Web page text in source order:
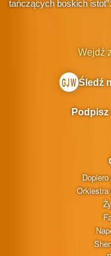
tańczących boskich istot”.
Orkiestra
Wejdź
Śledź